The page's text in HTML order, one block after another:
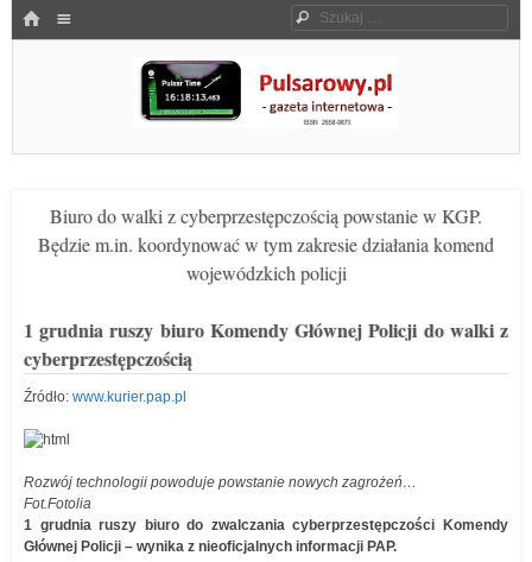
HOME Szukaj
Pulsarowy.pl
Biuro do walki z cyberprzestępczością powstanie w KGP.
Będzie m.in. koordynować w tym zakresie działania komend
wojewódzkich policji
1 grudnia ruszy biuro Komendy Głównej Policji do walki z
cyberprzestępczością
Źródło: www.kurier.pap.pl
Rozwój technologii powoduje powstanie nowych zagrożeń…
Fot.Fotolia
1 grudnia ruszy biuro do zwalczania cyberprzestępczości Komendy
Głównej Policji – wynika z nieoficjalnych informacji PAP.